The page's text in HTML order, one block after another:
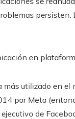
en
utilizado en el
por Meta
de